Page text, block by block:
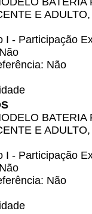
E
I - Participação
Não
E
I - Participação
Não